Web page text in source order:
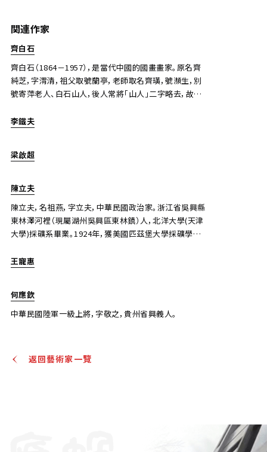
関連作家
齊白石
齊白石（1864－1957），是當代中國的國畫畫家。原名齊
純芝，字渭清，祖父取號蘭亭，老師取名齊璜，號瀕生，別
號寄萍老人、白石山人，後人常將「山人」二字略去，故後
李鐵夫
梁啟超
陳立夫
陳立夫，名祖燕，字立夫，中華民國政治家。浙江省吳興縣
東林澤河裡（現屬湖州吳興區東林鎮）人，北洋大學(天津
大學)採礦系畢業。1924年，獲美國匹茲堡大學採礦學碩
英士（陳其美）於辛亥革命初期與黃興同為孫文的左右股
王寵惠
何應欽
中華民國陸軍一級上將，字敬之，貴州省興義人。
返回藝術家一覽